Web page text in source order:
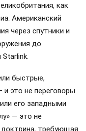
как
Американский
через спутники и
до
быстрые,
это не переговоры
его западными
— это не
требующая